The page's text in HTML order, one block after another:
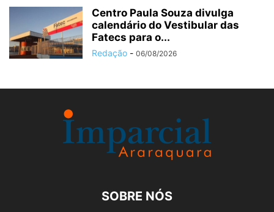
Centro Paula Souza divulga
calendário do Vestibular das
Fatecs para o...
Redação - 06/08/2026
SOBRE NÓS